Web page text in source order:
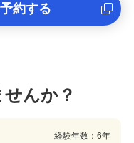
約する
んか？
経験年数：6年